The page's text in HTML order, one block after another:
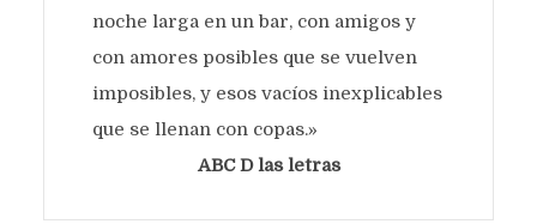
noche larga en un bar, con amigos y
con amores posibles que se vuelven
imposibles, y esos vacíos inexplicables
que se llenan con copas.»
ABC D las letras